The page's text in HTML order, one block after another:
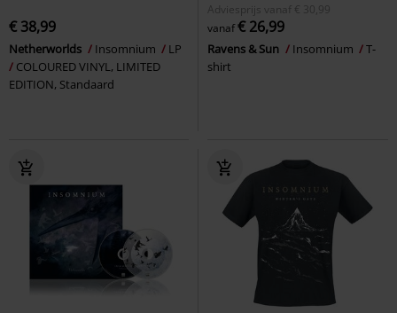
€ 38,99
Netherworlds Insomnium
LP
COLOURED VINYL, LIMITED
EDITION, Standaard
Adviesprijs
vanaf € 30,99
vanaf€ 26,99
Ravens & Sun Insomnium
T-
shirt